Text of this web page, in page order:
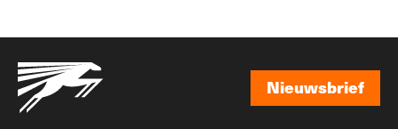
Nieuwsbrief